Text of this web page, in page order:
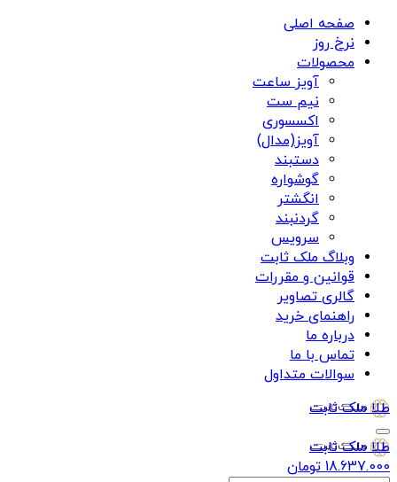
صفحه اصلی
نرخ روز
محصولات
آویز ساعت
نیم ست
اکسسوری
آویز(مدال)
دستبند
گوشواره
انگشتر
گردنبند
سرویس
وبلاگ ملک ثابت
قوانین و مقررات
گالری تصاویر
راهنمای خرید
درباره ما
تماس با ما
سوالات متداول
طلا ملک ثابت
طلا ملک ثابت
18.637.000 تومان